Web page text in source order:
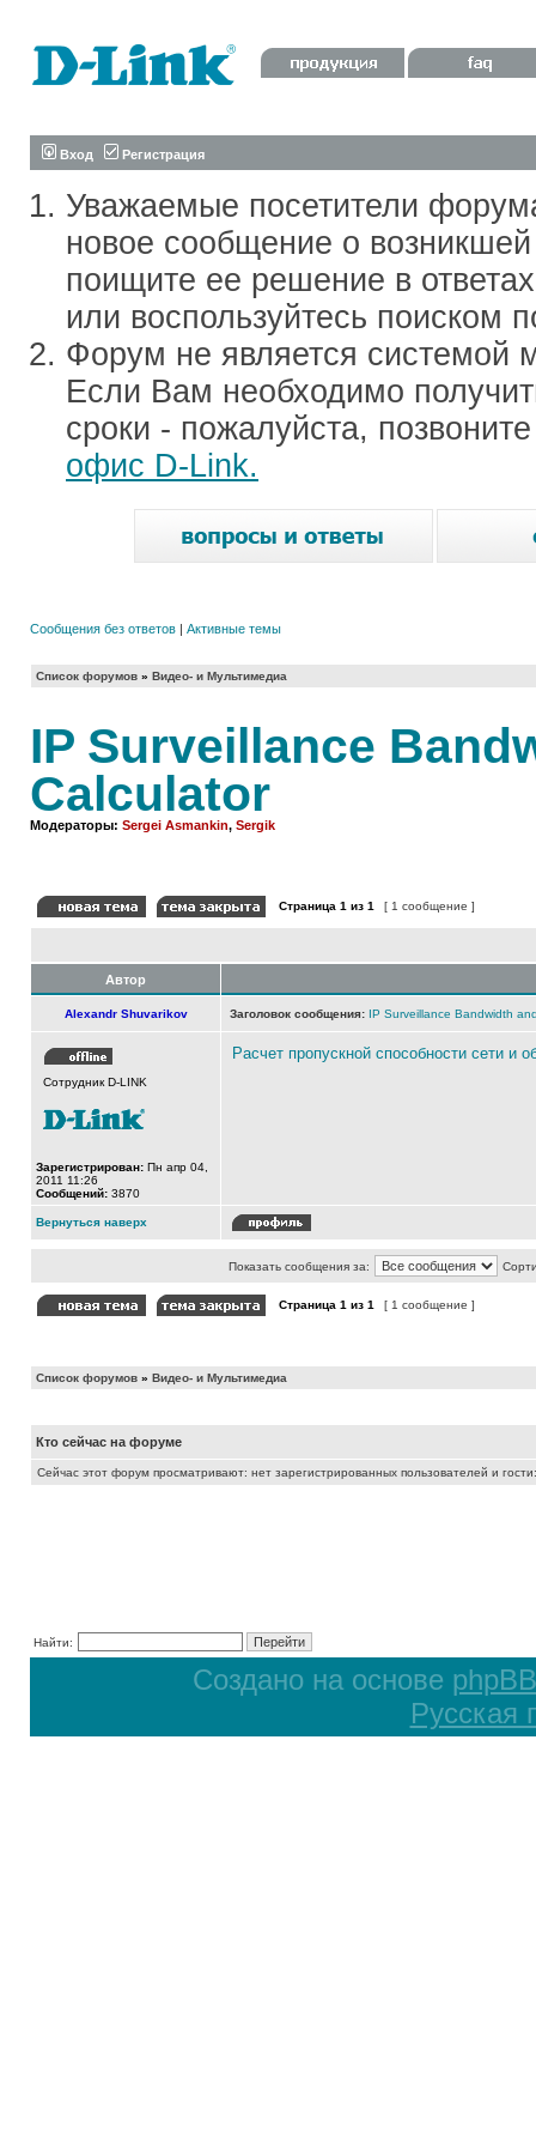
Вход Регистрация
Уважаемые посетители
новое сообщение о
поищите ее решение в
или воспользуйтесь поиском
Форум не является системой
Если Вам необходимо
сроки - пожалуйста,
офис D-Link.
Сообщения без ответов | Активные темы
Список форумов » Видео- и Мультимедиа
IP Surveillance
Calculator
Модераторы: Sergei Asmankin, Sergik
Страница 1 из 1 [ 1 сообщение ]
Автор
Alexandr Shuvarikov Заголовок сообщения: IP Surveillance Bandwidth
Сотрудник D-LINK
Зарегистрирован: Пн апр 04,
2011 11:26
Сообщений: 3870
Расчет пропускной способности сети и
Вернуться наверх
Показать сообщения за:
Страница 1 из 1 [ 1 сообщение ]
Список форумов » Видео- и Мультимедиа
Кто сейчас на форуме
Сейчас этот форум просматривают: нет зарегистрированных пользователей и
Найти:
Создано на основе phpBB
Русская